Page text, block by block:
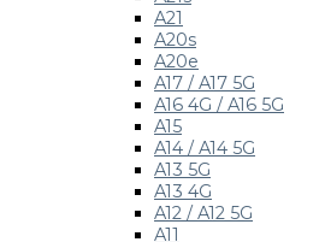
A21
A20s
A20e
A17 / A17 5G
A16 4G / A16 5G
A15
A14 / A14 5G
A13 5G
A13 4G
A12 / A12 5G
A11